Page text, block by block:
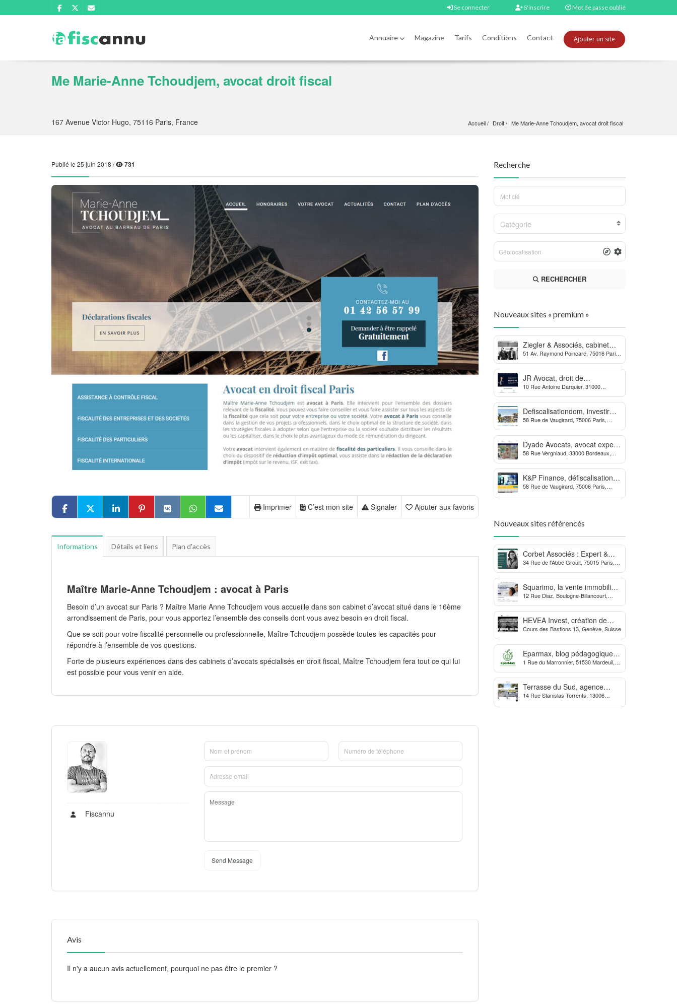
Se connecter S'inscrire Mot de passe oublié
Annuaire Magazine Tarifs Conditions Contact Ajouter un site
Me Marie-Anne Tchoudjem, avocat droit fiscal
167 Avenue Victor Hugo, 75116 Paris, France Accueil Droit Me Marie-Anne Tchoudjem, avocat droit fiscal
Publié le 25 juin 2018 / 731
Ajouter aux favoris
Signaler
C’est mon site
Imprimer
Informations Détails et liens Plan d'accès
Maître Marie-Anne Tchoudjem : avocat à Paris
Besoin d’un avocat sur Paris ? Maître Marie Anne Tchoudjem vous accueille dans son cabinet d’avocat situé dans le 16ème
arrondissement de Paris, pour vous apportez l’ensemble des conseils dont vous avez besoin en droit fiscal.
Que se soit pour votre fiscalité personnelle ou professionnelle, Maître Tchoudjem possède toutes les capacités pour
répondre à l’ensemble de vos questions.
Forte de plusieurs expériences dans des cabinets d’avocats spécialisés en droit fiscal, Maître Tchoudjem fera tout ce qui lui
est possible pour vous venir en aide.
Fiscannu
Send Message
Avis
Il n'y a aucun avis actuellement, pourquoi ne pas être le premier ?
Recherche
Catégorie
RECHERCHER
Nouveaux sites « premium »
Ziegler & Associés, cabinet
d’avocats en droit bancaire,
cryptomonnaie et escroqueries
financières
51 Av. Raymond Poincaré, 75016 Paris,
JR Avocat, droit de
l’environnement et de
l’urbanisme
10 Rue Antoine Darquier, 31000
Defiscalisationdom, investir
dans l’immobilier neuf Outre-
mer
58 Rue de Vaugirard, 75006 Paris,
Dyade Avocats, avocat expert
des procédures contre la
MDPH
58 Rue Vergniaud, 33000 Bordeaux,
K&P Finance, défiscalisation et
placements financiers
58 Rue de Vaugirard, 75006 Paris,
Nouveaux sites référencés
Corbet Associés : Expert &
Partenaire des Dirigeants
d’Entreprise
34 Rue de l'Abbé Groult, 75015 Paris,
Squarimo, la vente immobilière
interactive qui dynamise les
transactions
12 Rue Diaz, Boulogne-Billancourt,
HEVEA Invest, création de
société et domiciliation en
Suisse
Cours des Bastions 13, Genève, Suisse
Eparmax, blog pédagogique
sur les finances personnelles
1 Rue du Marronnier, 51530 Mardeuil,
Terrasse du Sud, agence
Immobilière à Marseille
14 Rue Stanislas Torrents, 13006